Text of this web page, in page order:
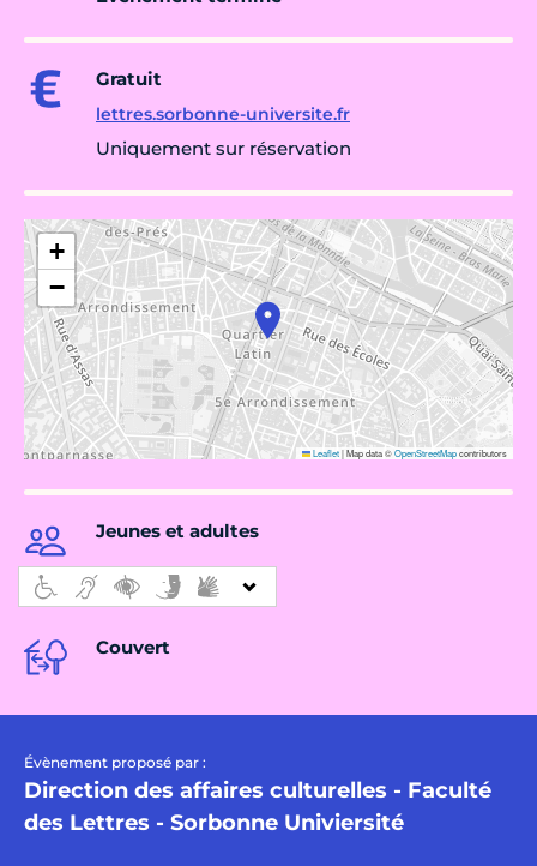
Gratuit
lettres.sorbonne-universite.fr
Uniquement sur réservation
+
−
Leaflet|Map data ©OpenStreetMapcontributors
Jeunes et adultes
Couvert
Évènement proposé par :
Direction des affaires culturelles - Faculté
des Lettres - Sorbonne Univiersité